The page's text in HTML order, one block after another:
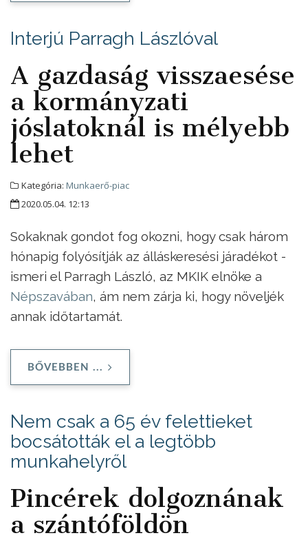
Interjú Parragh Lászlóval
A gazdaság visszaesése
a kormányzati
jóslatoknál is mélyebb
lehet
Kategória: Munkaerő-piac
2020.05.04. 12:13
Sokaknak gondot fog okozni, hogy csak három
hónapig folyósítják az álláskeresési járadékot -
ismeri el Parragh László, az MKIK elnöke a
Népszavában, ám nem zárja ki, hogy növeljék
annak időtartamát.
BŐVEBBEN ...
Nem csak a 65 év felettieket
bocsátották el a legtöbb
munkahelyről
Pincérek dolgoznának
a szántóföldön